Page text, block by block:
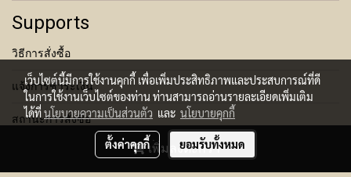
เพิ่มลงตะกร้า
Supports
วิธีการสั่งซื้อ
แจ้งการชำระเงิน
สถานะการสั่งซื้อ
เงื่อนไขการคืนสินค้า
เว็บไซต์นี้มีการใช้งานคุกกี้ เพื่อเพิ่มประสิทธิภาพและประสบการณ์ที่ดี
ในการใช้งานเว็บไซต์ของท่าน ท่านสามารถอ่านรายละเอียดเพิ่มเติม
ได้ที่นโยบายความเป็นส่วนตัว และ นโยบายคุกกี้
ตั้งค่าคุกกี้ ยอมรับทั้งหมด